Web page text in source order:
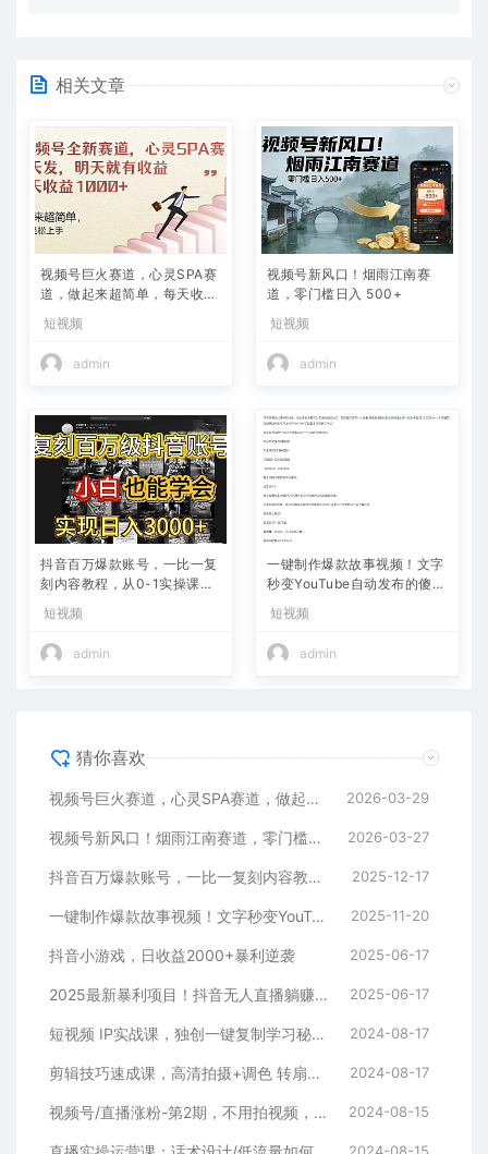
相关文章
视频号巨火赛道，心灵SPA赛
道，做起来超简单，每天收益
800+
短视频
admin
视频号新风口！烟雨江南赛
道，零门槛日入 500+
短视频
admin
抖音百万爆款账号，一比一复
刻内容教程，从0-1实操课，
入10w+
短视频
admin
一键制作爆款故事视频！文字
秒变YouTube自动发布的傻瓜
短视频
admin
猜你喜欢
视频号巨火赛道，心灵SPA赛道，做起来超简单，每天收益800+ 2026-03-29
视频号新风口！烟雨江南赛道，零门槛日入 500+ 2026-03-27
抖音百万爆款账号，一比一复刻内容教程，从0-1实操课，小白也能学会，复制爆款，月入10w+ 2025-12-17
一键制作爆款故事视频！文字秒变YouTube自动发布的傻瓜式教程 2025-11-20
抖音小游戏，日收益2000+暴利逆袭 2025-06-17
2025最新暴利项目！抖音无人直播躺赚攻略！抖音无人直播3.0玩法！0门槛… 2025-06-17
短视频 IP实战课，独创一键复制学习秘籍，转战新领域，月赚五万轻松行 2024-08-17
剪辑技巧速成课，高清拍摄+调色 转扇子，建筑-抠图精通，新手秒变剪辑专家 2024-08-17
视频号/直播涨粉-第2期，不用拍视频，不用卖货，在直播间做菜，就可以搞钱 2024-08-15
2024-08-15